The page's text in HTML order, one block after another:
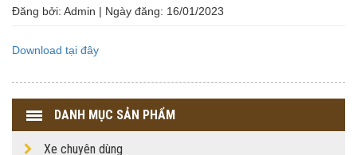
Đăng bởi: Admin | Ngày đăng: 16/01/2023
Download tại đây
DANH MỤC SẢN PHẨM
Xe chuyên dùng